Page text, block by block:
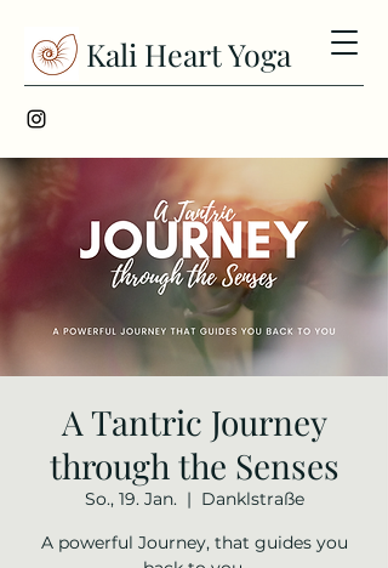
Kali Heart Yoga
A Tantric Journey
through the Senses
So., 19. Jan.
  |
Danklstraße
A powerful Journey, that guides you